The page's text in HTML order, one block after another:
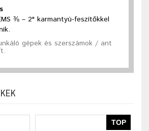
⅜ – 2" karmantyú-feszítőkkel
gépek és szerszámok / ant
TOP